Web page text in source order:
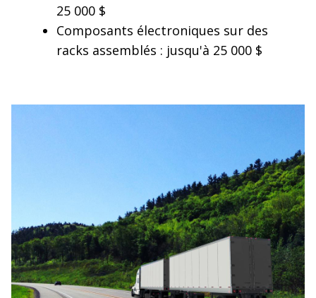
25 000 $
Composants électroniques sur des
racks assemblés : jusqu'à 25 000 $